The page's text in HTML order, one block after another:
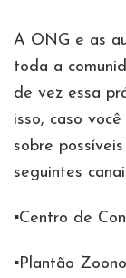
A ONG e as
toda a
de vez essa
isso, caso
sobre
seguintes
▪️Centro de
▪️Plantão